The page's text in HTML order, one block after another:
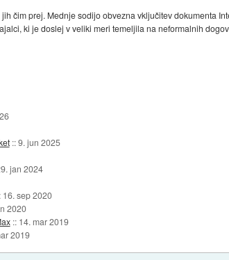
čim prej. Mednje sodijo obvezna vključitev dokumenta
ki je doslej v veliki meri temeljila na neformalnih
::9. jun 2025
jan 2024
16. sep 2020
2020
:: 14. mar 2019
2019